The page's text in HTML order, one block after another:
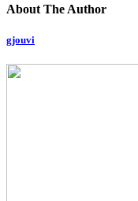
About The Author
gjouvi